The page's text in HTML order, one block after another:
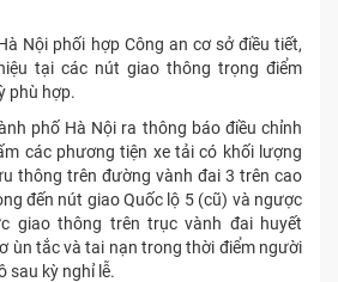
Nội phối hợp Công an cơ sở điều tiết,
tại các nút giao thông trọng điểm
phù hợp.
phố Hà Nội ra thông báo điều chỉnh
các phương tiện xe tải có khối lượng
thông trên đường vành đai 3 trên cao
đến nút giao Quốc lộ 5 (cũ) và ngược
giao thông trên trục vành đai huyết
ùn tắc và tai nạn trong thời điểm người
sau kỳ nghỉ lễ.